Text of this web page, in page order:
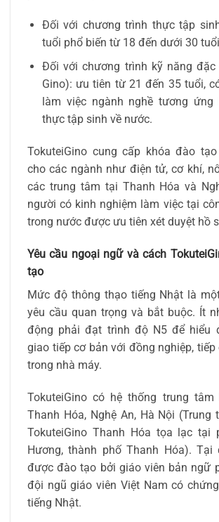
Đối với chương trình thực tập
tuổi phổ biến từ 18 đến dưới 30
Đối với chương trình kỹ năng đặc
Gino): ưu tiên từ 21 đến 35 tuổi,
làm việc ngành nghề tương
thực tập sinh về nước.
TokuteiGino cung cấp khóa đào
cho các ngành như điện tử, cơ khí,
các trung tâm tại Thanh Hóa và
người có kinh nghiệm làm việc tại
trong nước được ưu tiên xét duyệt hồ
Yêu cầu ngoại ngữ và cách
tạo
Mức độ thông thạo tiếng Nhật là
yêu cầu quan trọng và bắt buộc. Ít
động phải đạt trình độ N5 để hiểu
giao tiếp cơ bản với đồng nghiệp, tiếp
trong nhà máy.
TokuteiGino có hệ thống trung
Thanh Hóa, Nghệ An, Hà Nội (Trung
TokuteiGino Thanh Hóa tọa lạc tại
Hương, thành phố Thanh Hóa). Tại
được đào tạo bởi giáo viên bản ngữ
đội ngũ giáo viên Việt Nam có
tiếng Nhật.